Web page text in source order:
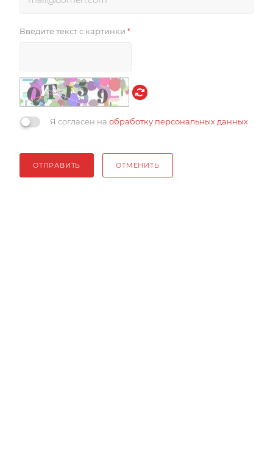
Введите текст с картинки *
Я согласен на обработку персональных данных
ОТПРАВИТЬ ОТМЕНИТЬ